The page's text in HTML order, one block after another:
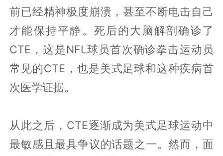
前已经精神极度崩溃，甚至不断电击自己
才能保持平静。死后的大脑解剖确诊了
CTE，这是NFL球员首次确诊拳击运动员
常见的CTE，也是美式足球和这种疾病首
次医学证据。
从此之后，CTE逐渐成为美式足球运动中
最敏感且最具争议的话题之一。然而，面